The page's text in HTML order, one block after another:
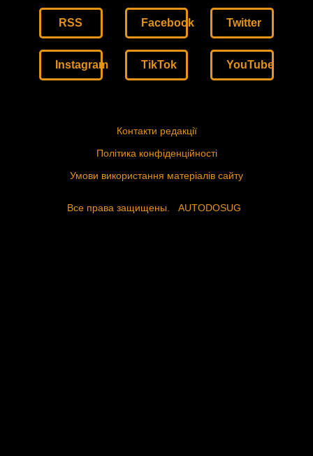
RSS Facebook Twitter
Instagram TikTok YouTube
Контакти редакції
Політика конфіденційності
Умови використання матеріалів сайту
Все права защищены. AUTODOSUG